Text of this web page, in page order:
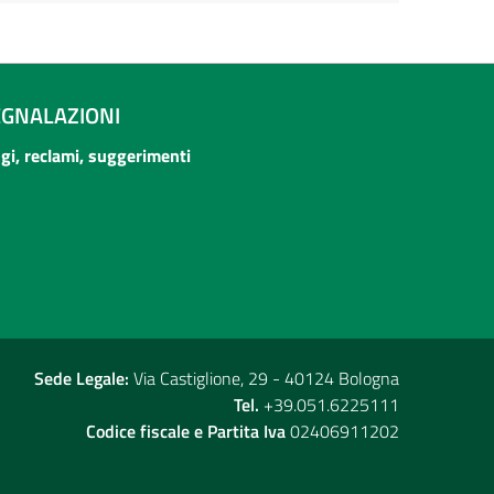
reclami, suggerimenti
Sede Legale: Via Castiglione, 29 - 40124 Bologna
Tel. +39.051.6225111
Codice fiscale e Partita Iva02406911202